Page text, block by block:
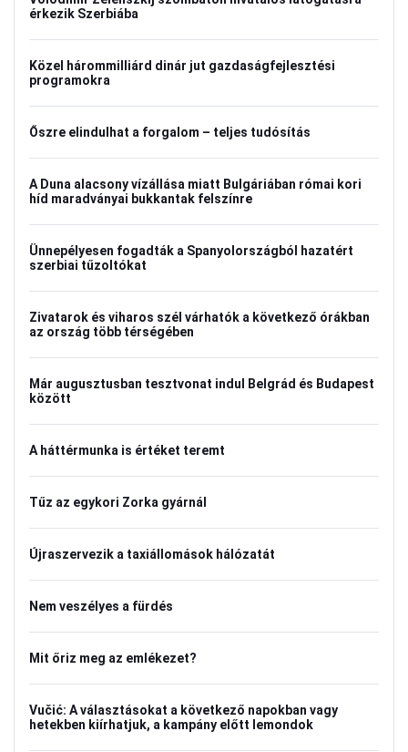
érkezik Szerbiába
Közel hárommilliárd dinár jut gazdaságfejlesztési
programokra
Őszre elindulhat a forgalom – teljes tudósítás
A Duna alacsony vízállása miatt Bulgáriában római kori
híd maradványai bukkantak felszínre
Ünnepélyesen fogadták a Spanyolországból hazatért
szerbiai tűzoltókat
Zivatarok és viharos szél várhatók a következő órákban
az ország több térségében
Már augusztusban tesztvonat indul Belgrád és Budapest
között
A háttérmunka is értéket teremt
Tűz az egykori Zorka gyárnál
Újraszervezik a taxiállomások hálózatát
Nem veszélyes a fürdés
Mit őriz meg az emlékezet?
Vučić: A választásokat a következő napokban vagy
hetekben kiírhatjuk, a kampány előtt lemondok